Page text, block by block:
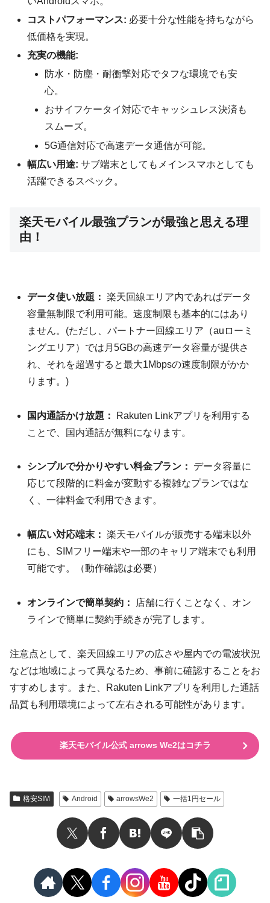
コストパフォーマンス: 必要十分な性能を持ちながら
低価格を実現。
充実の機能:
防水・防塵・耐衝撃対応でタフな環境でも安
心。
おサイフケータイ対応でキャッシュレス決済も
スムーズ。
5G通信対応で高速データ通信が可能。
幅広い用途: サブ端末としてもメインスマホとしても
活躍できるスペック。
楽天モバイル最強プランが最強と思える理
由！
データ使い放題： 楽天回線エリア内であればデータ
容量無制限で利用可能。速度制限も基本的にはあり
ません。(ただし、パートナー回線エリア（auローミ
ングエリア）では月5GBの高速データ容量が提供さ
れ、それを超過すると最大1Mbpsの速度制限がかか
ります。)
国内通話かけ放題：
Rakuten Linkアプリを利用する
ことで、国内通話が無料になります。
シンプルで分かりやすい料金プラン：
データ容量に
応じて段階的に料金が変動する複雑なプランではな
く、一律料金で利用できます。
幅広い対応端末： 楽天モバイルが販売する端末以外
にも、SIMフリー端末や一部のキャリア端末でも利用
可能です。（動作確認は必要）
オンラインで簡単契約：
店舗に行くことなく、オン
ラインで簡単に契約手続きが完了します。
注意点として、楽天回線エリアの広さや屋内での電波状況
などは地域によって異なるため、事前に確認することをお
すすめします。また、Rakuten Linkアプリを利用した通話
品質も利用環境によって左右される可能性があります。
楽天モバイル公式 arrows We2はコチラ
格安SIM Android arrowsWe2 一括1円セール